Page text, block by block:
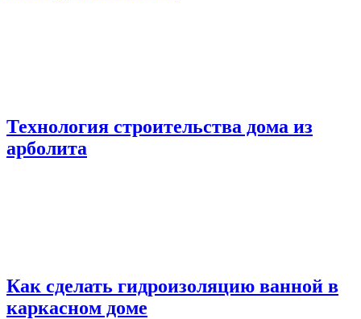
Технология строительства дома из
арболита
Как сделать гидроизоляцию ванной в
каркасном доме